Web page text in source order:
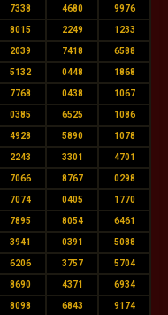
7338 4680 9976
8015 2249 1233
2039 7418 6588
5132 0448 1868
7768 0438 1067
0385 6525 1086
4928 5890 1078
2243 3301 4701
7066 8767 0298
7074 0405 1770
7895 8054 6461
3941 0391 5088
6206 3757 5704
8690 4371 6934
8098 6843 9174